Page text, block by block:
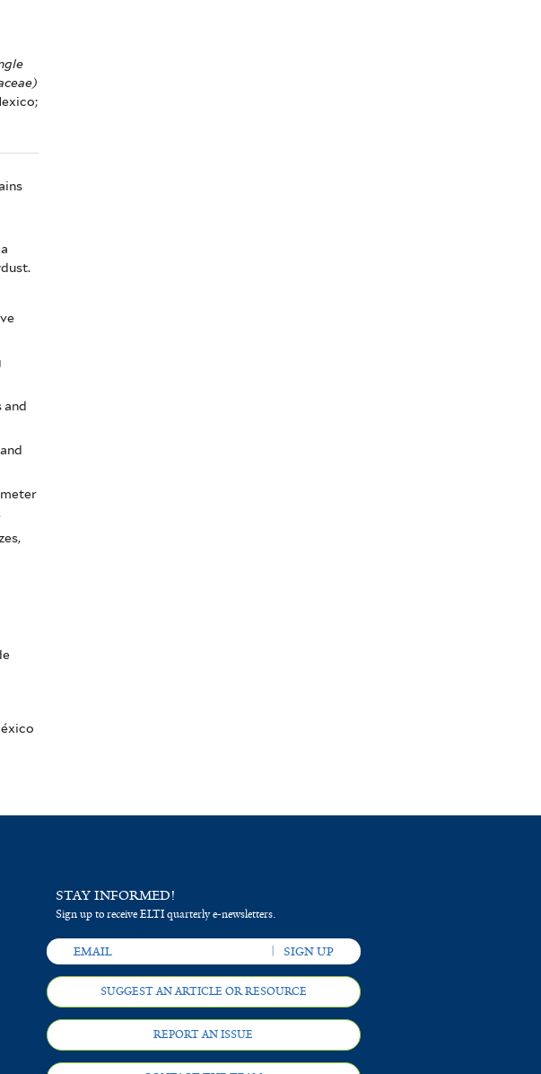
and
STAY INFORMED!
Sign up to receive ELTI quarterly e-newsletters.
SUGGEST AN ARTICLE OR RESOURCE
REPORT AN ISSUE